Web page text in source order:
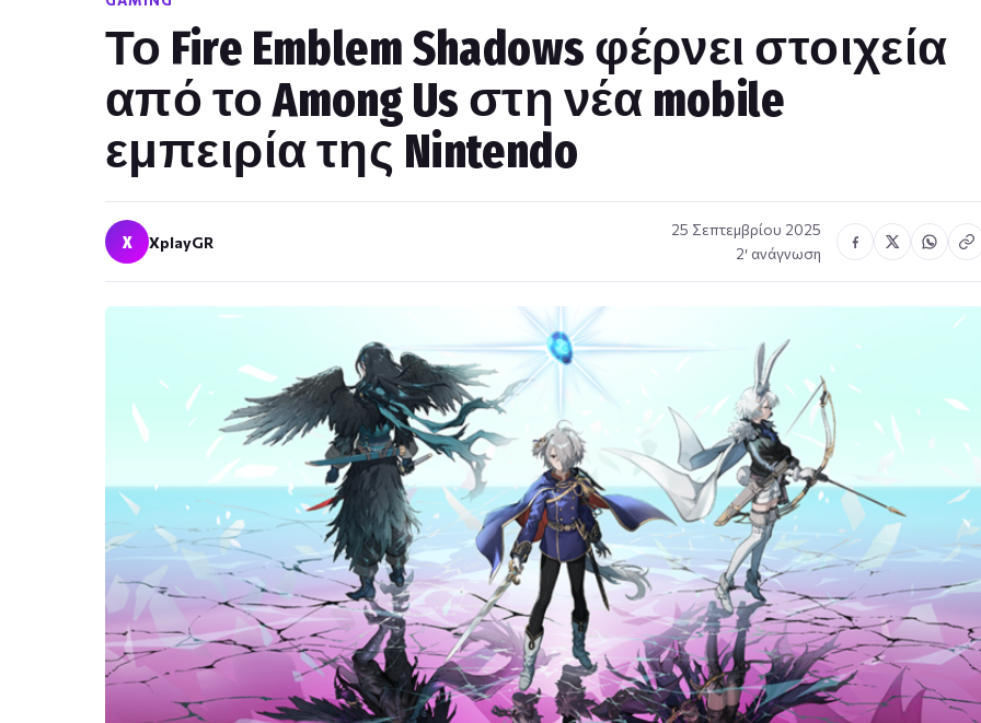
Το Fire Emblem Shadows φέρνει στοιχεία
από το Among Us στη νέα mobile
εμπειρία της Nintendo
X XplayGR
25 Σεπτεμβρίου 2025
2′ ανάγνωση